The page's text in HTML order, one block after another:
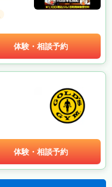
体験・相談予約
体験・相談予約